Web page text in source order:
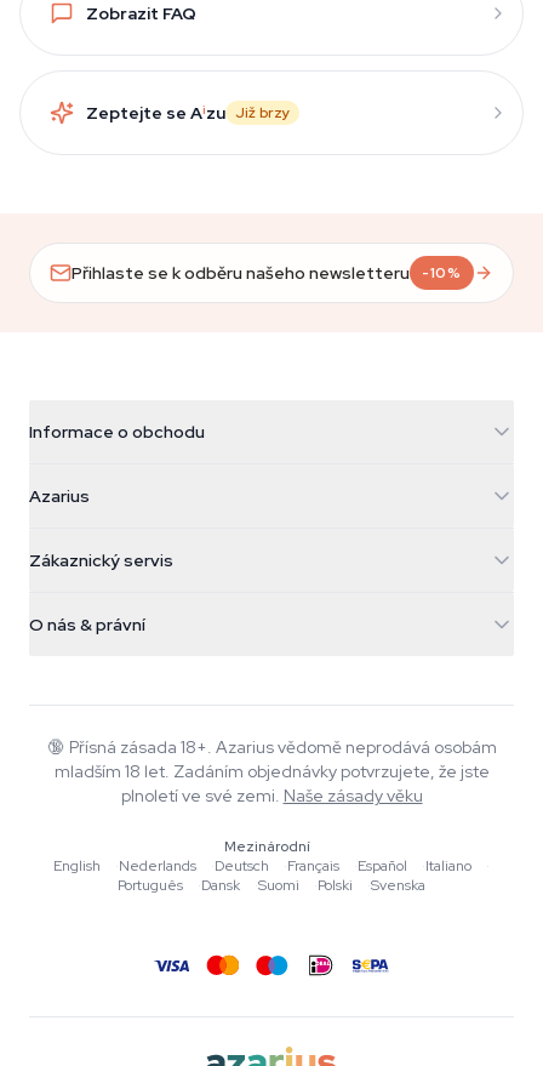
Zobrazit FAQ
Zeptejte se Aizu Již brzy
Přihlaste se k odběru našeho newsletteru -10%
Informace o obchodu
Galvaniweg 11
Nederland
+31(0)204897914
Azarius
Kouzelné houby
Smokeshop
Zákaznický servis
Pravidla vrácení
Časté dotazy
Zásady ochrany osobních údajů
O nás & právní
Wiki
Blog
Hudba
Redakční standardy
Nástroje a kalkulačky
🔞 Přísná zásada 18+. Azarius vědomě neprodává osobám
mladším 18 let. Zadáním objednávky potvrzujete, že jste
plnoletí ve své zemi. Naše zásady věku
Mezinárodní
English
·Nederlands ·Deutsch ·Français ·Español ·Italiano
·
Português
·Dansk ·Suomi ·Polski ·Svenska